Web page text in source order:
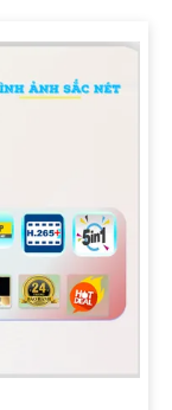
nổi tiếng với chất
minh vượt trội. ✪
nghiệm, nhiệt tình
nhanh chóng và hiệu
chi tiết:
số điện thoại liên
của bạn ngay hôm
bạn!
tôi!
nhiều tính năng.